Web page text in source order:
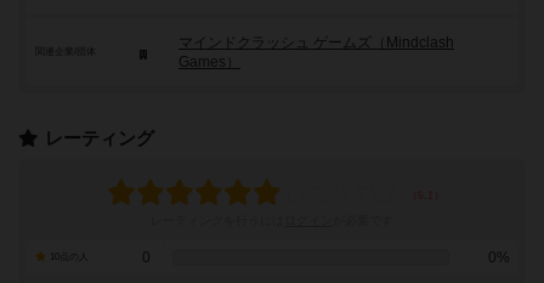
マインドクラッシュ ゲームズ（Mindclash
Games）
レーティング
0 0%